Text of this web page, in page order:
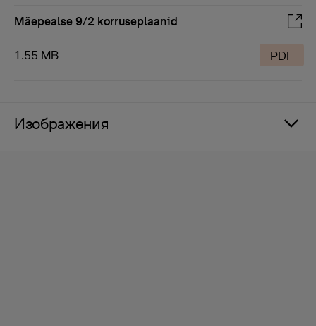
Mäepealse 9/2 korruseplaanid
1.55 MB PDF
Изображения